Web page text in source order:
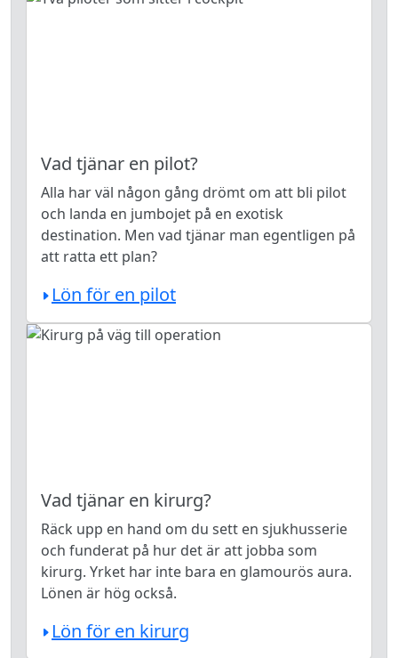
Vad tjänar en pilot?
Alla har väl någon gång drömt om att bli pilot
och landa en jumbojet på en exotisk
destination. Men vad tjänar man egentligen på
att ratta ett plan?
Lön för en pilot
Vad tjänar en kirurg?
Räck upp en hand om du sett en sjukhusserie
och funderat på hur det är att jobba som
kirurg. Yrket har inte bara en glamourös aura.
Lönen är hög också.
Lön för en kirurg